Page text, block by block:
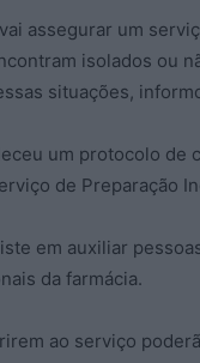
vai assegurar um
isolados ou
situações,
um protocolo de
de Preparação
em auxiliar
da farmácia.
ao serviço